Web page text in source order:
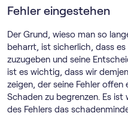
Fehler eingestehen
Der Grund, wieso man so
beharrt, ist sicherlich, dass
zuzugeben und seine
ist es wichtig, dass wir
zeigen, der seine Fehler
Schaden zu begrenzen. Es
des Fehlers das